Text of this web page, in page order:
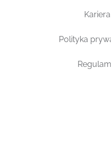
Kariera
Polityka